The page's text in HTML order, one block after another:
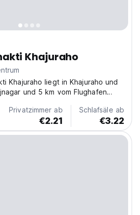
Khajuraho
Khajuraho liegt in Khajuraho und
und 5 km vom Flughafen
Privatzimmer ab
€2.21
Schlafsäle ab
€3.22